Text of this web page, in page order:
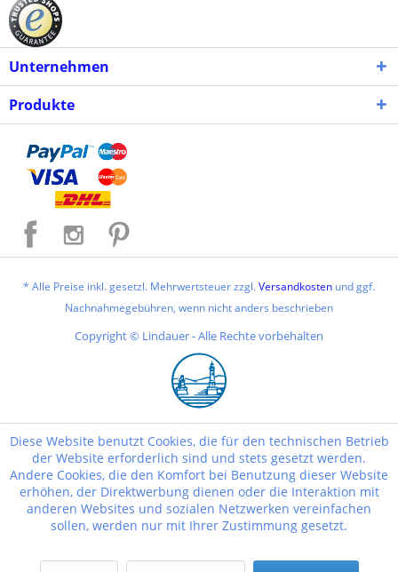
Unternehmen
Produkte
* Alle Preise inkl. gesetzl. Mehrwertsteuer zzgl.Versandkosten und ggf.
Nachnahmegebühren, wenn nicht anders beschrieben
Copyright © Lindauer - Alle Rechte vorbehalten
Diese Website benutzt Cookies, die für den technischen Betrieb
der Website erforderlich sind und stets gesetzt werden.
Andere Cookies, die den Komfort bei Benutzung dieser Website
erhöhen, der Direktwerbung dienen oder die Interaktion mit
anderen Websites und sozialen Netzwerken vereinfachen
sollen, werden nur mit Ihrer Zustimmung gesetzt.